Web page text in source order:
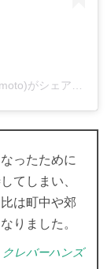
ったために
てしまい、
は町中や郊
りました。
クレバーハンズ